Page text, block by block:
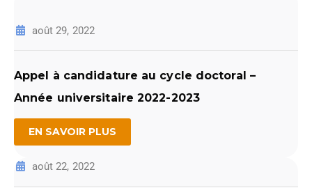
août 29, 2022
Appel à candidature au cycle doctoral –
Année universitaire 2022-2023
EN SAVOIR PLUS
août 22, 2022